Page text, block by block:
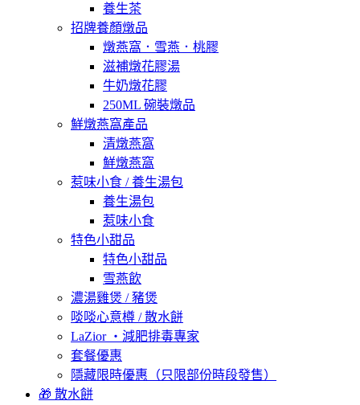
養生茶
招牌養顏燉品
燉燕窩．雪燕．桃膠
滋補燉花膠湯
牛奶燉花膠
250ML 碗裝燉品
鮮燉燕窩產品
清燉燕窩
鮮燉燕窩
惹味小食 / 養生湯包
養生湯包
惹味小食
特色小甜品
特色小甜品
雪燕飲
濃湯雞煲 / 豬煲
啖啖心意樽 / 散水餅
LaZior ・減肥排毒專家
套餐優惠
隱藏限時優惠（只限部份時段發售）
🎁 散水餅